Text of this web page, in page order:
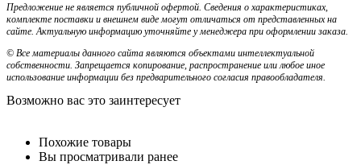
Предложение не является публичной офертой. Сведения о характеристиках,
комплекте поставки и внешнем виде могут отличаться от представленных на
сайте. Актуальную информацию уточняйте у менеджера при оформлении заказа.
© Все материалы данного сайта являются объектами интеллектуальной
собственности. Запрещается копирование, распространение или любое иное
использование информации без предварительного согласия правообладателя.
Возможно вас это заинтересует
Похожие товары
Вы просматривали ранее